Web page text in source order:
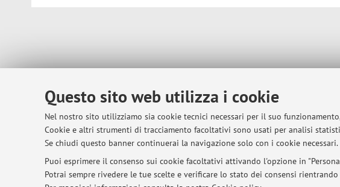
Questo sito web utilizza i cookie
Nel nostro sito utilizziamo sia cookie tecnici necessari per il suo
Cookie e altri strumenti di tracciamento facoltativi sono usati per analisi
Se chiudi questo banner continuerai la navigazione solo con i cookie necessari.
Puoi esprimere il consenso sui cookie facoltativi attivando l'opzione in
Potrai sempre rivedere le tue scelte e verificare lo stato dei consensi